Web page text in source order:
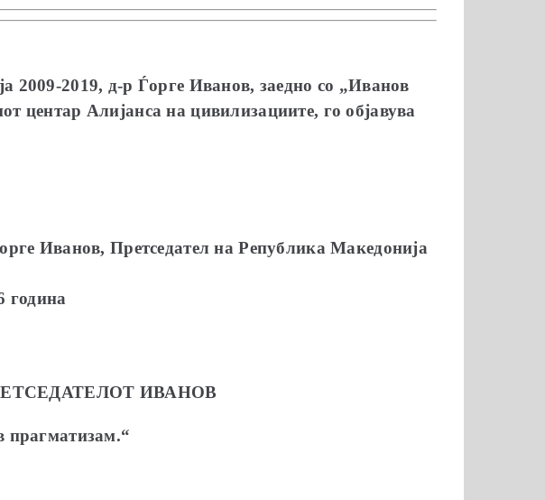
2009-2019, д-р Ѓорге Иванов, заедно со „Иванов
Алијанса на цивилизациите, го објавува
Иванов, Претседател на Република Македонија
година
ИВАНОВ
прагматизам.“